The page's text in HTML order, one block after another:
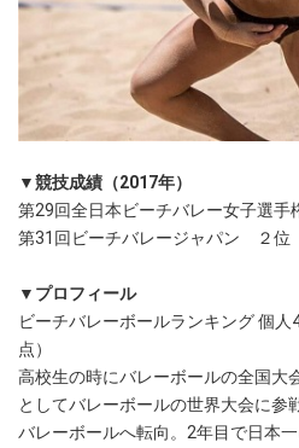
▼競技成績（2017年）
第29回全日本ビーチバレー女子選
第31回ビーチバレージャパン ２位
▼プロフィール
ビーチバレーボールランキング 個
点）
高校生の時にバレーボールの全国大
としてバレーボールの世界大会に参
バレーボールへ転向。2年目で日本